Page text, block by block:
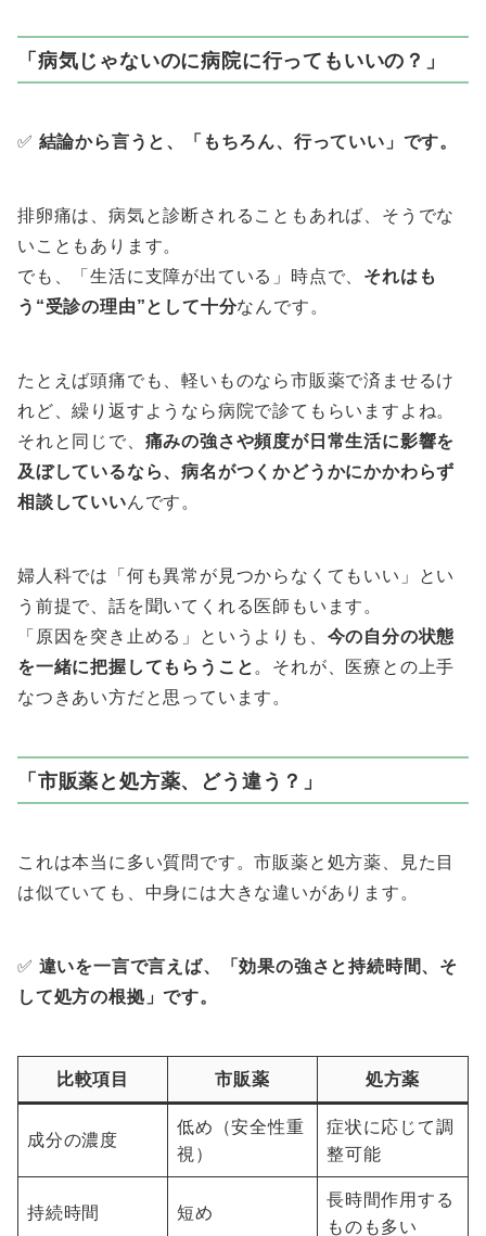
「病気じゃないのに病院に行ってもいいの？」
✅ 結論から言うと、「もちろん、行っていい」です。
排卵痛は、病気と診断されることもあれば、そうでな
いこともあります。
でも、「生活に支障が出ている」時点で、 それはも
う“受診の理由”として十分なんです。
たとえば頭痛でも、軽いものなら市販薬で済ませるけ
れど、繰り返すようなら病院で診てもらいますよね。
それと同じで、 痛みの強さや頻度が日常生活に影響を
及ぼしているなら、病名がつくかどうかにかかわらず
相談していいんです。
婦人科では「何も異常が見つからなくてもいい」とい
う前提で、話を聞いてくれる医師もいます。
「原因を突き止める」というよりも、 今の自分の状態
を一緒に把握してもらうこと 。それが、医療との上手
なつきあい方だと思っています。
「市販薬と処方薬、どう違う？」
これは本当に多い質問です。市販薬と処方薬、見た目
は似ていても、中身には大きな違いがあります。
✅ 違いを一言で言えば、「効果の強さと持続時間、そ
して処方の根拠」です。
比較項目 市販薬 処方薬
成分の濃度
低め（安全性重
視）
症状に応じて調
整可能
持続時間 短め
長時間作用する
ものも多い